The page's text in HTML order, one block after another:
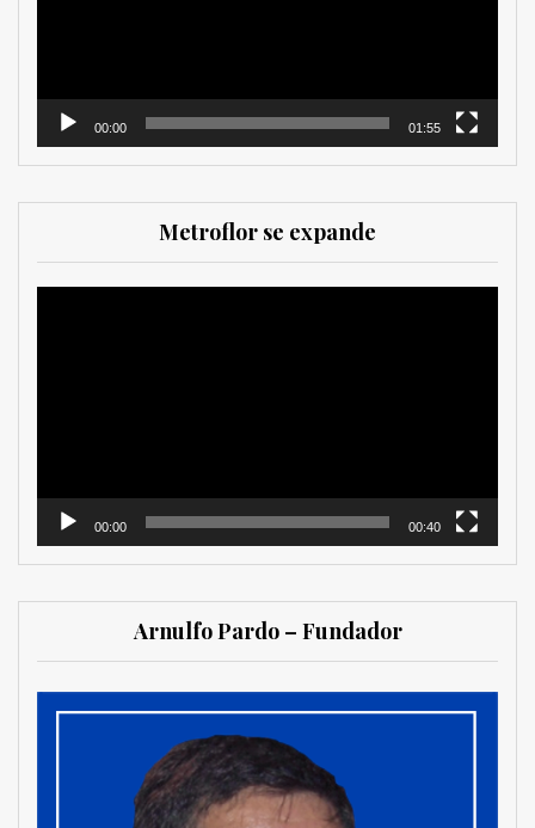
00:00 01:55
Metroflor se expande
00:00 00:40
Arnulfo Pardo – Fundador